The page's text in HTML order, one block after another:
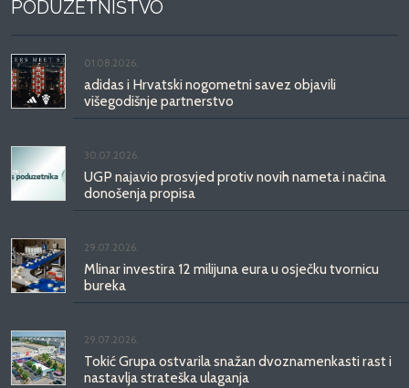
PODUZETNIŠTVO
01.08.2026.
adidas i Hrvatski nogometni savez objavili
višegodišnje partnerstvo
30.07.2026.
UGP najavio prosvjed protiv novih nameta i načina
donošenja propisa
29.07.2026.
Mlinar investira 12 milijuna eura u osječku tvornicu
bureka
29.07.2026.
Tokić Grupa ostvarila snažan dvoznamenkasti rast i
nastavlja strateška ulaganja